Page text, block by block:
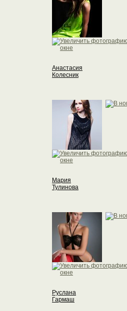
Анастасия
Колесник
Мария
Тулинова
Руслана
Гармаш